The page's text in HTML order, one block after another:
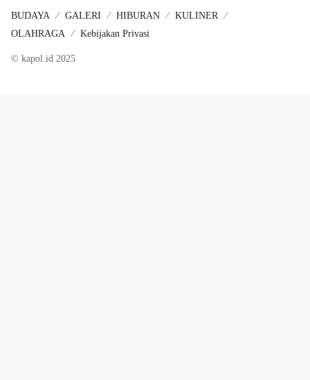
BUDAYA GALERI HIBURAN
KULINER
OLAHRAGA
Kebijakan Privasi
© kapol.id 2025